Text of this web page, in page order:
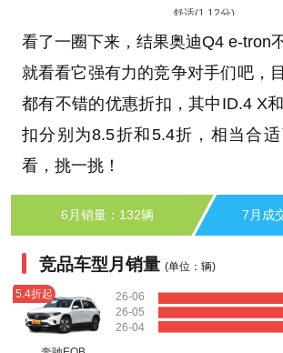
看了一圈下来，结果奥迪Q4 e-tron
就看看它强有力的竞争对手们吧，
都有不错的优惠折扣，其中ID.4 X
扣分别为8.5折和5.4折，相当合
看，挑一挑！
6月销量：132辆 7月成
竞品车型月销量 (单位：辆)
5.4折起
26-06
26-05
26-04